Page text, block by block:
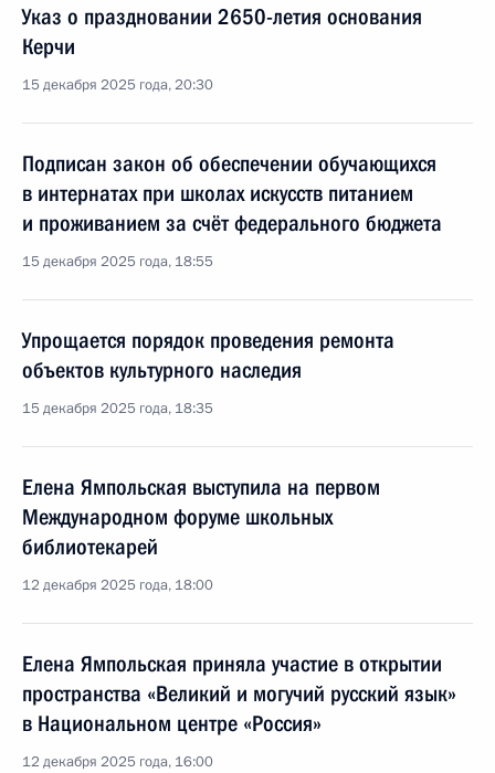
Указ о праздновании 2650-летия основания
Керчи
15 декабря 2025 года, 20:30
Подписан закон об обеспечении обучающихся
в интернатах при школах искусств питанием
и проживанием за счёт федерального бюджета
15 декабря 2025 года, 18:55
Упрощается порядок проведения ремонта
объектов культурного наследия
15 декабря 2025 года, 18:35
Елена Ямпольская выступила на первом
Международном форуме школьных
библиотекарей
12 декабря 2025 года, 18:00
Елена Ямпольская приняла участие в открытии
пространства «Великий и могучий русский язык»
в Национальном центре «Россия»
12 декабря 2025 года, 16:00